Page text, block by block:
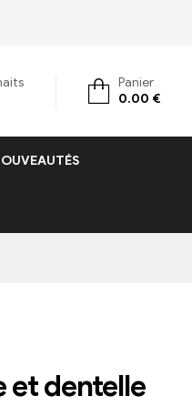
Panier
0.00 €
et dentelle